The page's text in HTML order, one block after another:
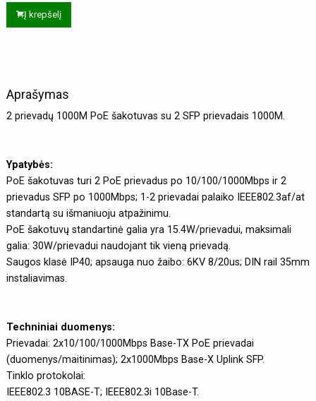
Į krepšelį
Aprašymas
2 prievadų 1000M PoE šakotuvas su 2 SFP prievadais 1000M.
Ypatybės:
PoE šakotuvas turi 2 PoE prievadus po 10/100/1000Mbps ir 2
prievadus SFP po 1000Mbps; 1-2 prievadai palaiko IEEE802.3af/at
standartą su išmaniuoju atpažinimu.
PoE šakotuvų standartinė galia yra 15.4W/prievadui, maksimali
galia: 30W/prievadui naudojant tik vieną prievadą.
Saugos klasė IP40; apsauga nuo žaibo: 6KV 8/20us; DIN rail 35mm
instaliavimas.
Techniniai duomenys:
Prievadai: 2x10/100/1000Mbps Base-TX PoE prievadai
(duomenys/maitinimas); 2x1000Mbps Base-X Uplink SFP.
Tinklo protokolai:
IEEE802.3 10BASE-T; IEEE802.3i 10Base-T.